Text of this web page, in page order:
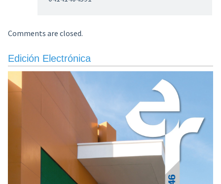
Comments are closed.
Edición Electrónica